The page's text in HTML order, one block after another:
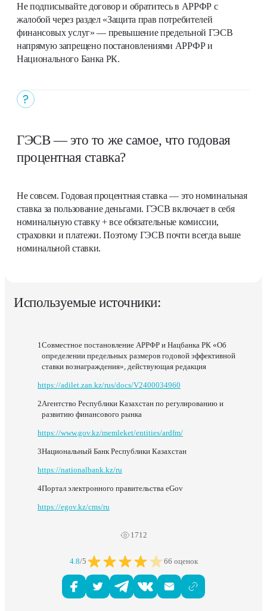
Не подписывайте договор и обратитесь в АРРФР с
жалобой через раздел «Защита прав потребителей
финансовых услуг» — превышение предельной ГЭСВ
напрямую запрещено постановлениями АРРФР и
Национального Банка РК.
ГЭСВ — это то же самое, что годовая
процентная ставка?
Не совсем. Годовая процентная ставка — это номинальная
ставка за пользование деньгами. ГЭСВ включает в себя
номинальную ставку + все обязательные комиссии,
страховки и платежи. Поэтому ГЭСВ почти всегда выше
номинальной ставки.
Используемые источники:
Совместное постановление АРРФР и Нацбанка РК «Об
определении предельных размеров годовой эффективной
ставки вознаграждения», действующая редакция
https://adilet.zan.kz/rus/docs/V2400034960
Агентство Республики Казахстан по регулированию и
развитию финансового рынка
https://www.gov.kz/memleket/entities/ardfm/
Национальный Банк Республики Казахстан
https://nationalbank.kz/ru
Портал электронного правительства eGov
https://egov.kz/cms/ru
1712
4.8/5 66 оценок